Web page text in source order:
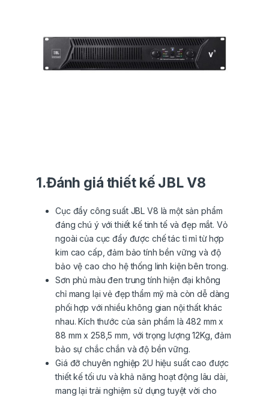
1.Đánh giá thiết kế JBL V8
Cục đẩy công suất JBL V8 là một sản phẩm
đáng chú ý với thiết kế tinh tế và đẹp mắt. Vỏ
ngoài của cục đẩy được chế tác tỉ mỉ từ hợp
kim cao cấp, đảm bảo tính bền vững và độ
bảo vệ cao cho hệ thống linh kiện bên trong.
Sơn phủ màu đen trung tính hiện đại không
chỉ mang lại vẻ đẹp thẩm mỹ mà còn dễ dàng
phối hợp với nhiều không gian nội thất khác
nhau. Kích thước của sản phẩm là 482 mm x
88 mm x 258,5 mm, với trọng lượng 12Kg, đảm
bảo sự chắc chắn và độ bền vững.
Giá đỡ chuyên nghiệp 2U hiệu suất cao được
thiết kế tối ưu và khả năng hoạt động lâu dài,
mang lại trải nghiệm sử dụng tuyệt vời cho